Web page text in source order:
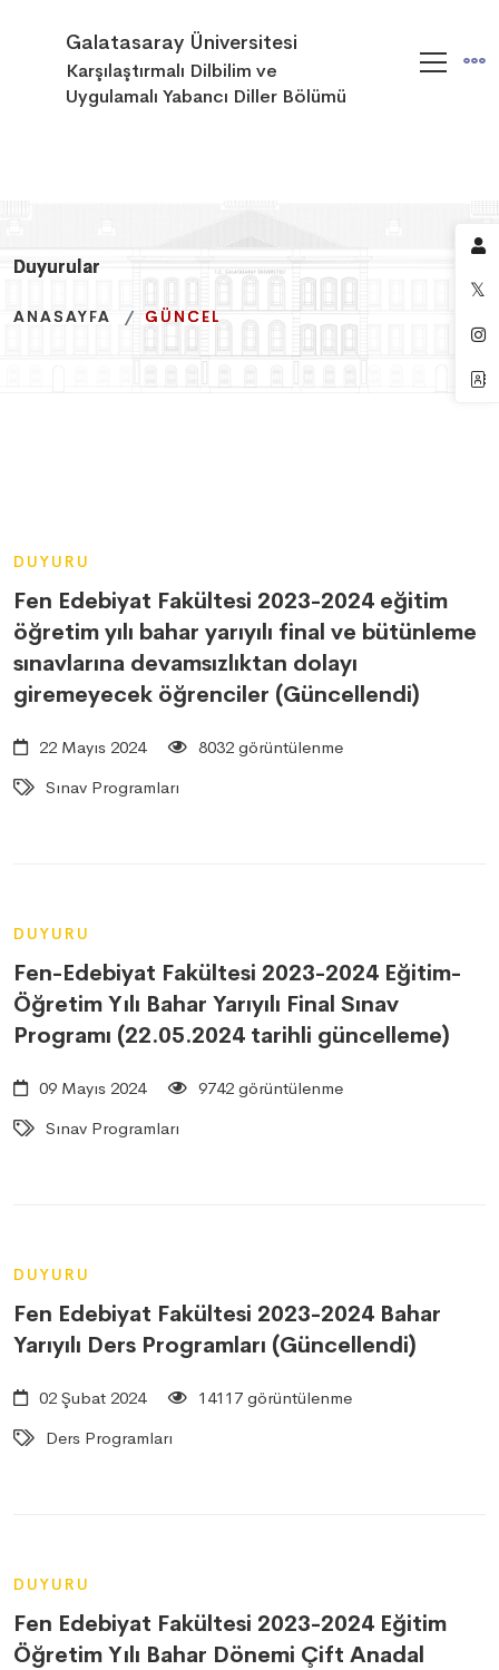
Galatasaray Üniversitesi
Karşılaştırmalı Dilbilim ve
Uygulamalı Yabancı Diller Bölümü
Duyurular
ANASAYFA GÜNCEL
Duyurular
ANASAYFA GÜNCEL
Duyurular
ANASAYFA GÜNCEL
DUYURU
Fen Edebiyat Fakültesi 2023-2024 eğitim
öğretim yılı bahar yarıyılı final ve bütünleme
sınavlarına devamsızlıktan dolayı
giremeyecek öğrenciler (Güncellendi)
22 Mayıs 2024
8032 görüntülenme
Sınav Programları
DUYURU
Fen-Edebiyat Fakültesi 2023-2024 Eğitim-
Öğretim Yılı Bahar Yarıyılı Final Sınav
Programı (22.05.2024 tarihli güncelleme)
09 Mayıs 2024
9742 görüntülenme
Sınav Programları
DUYURU
Fen Edebiyat Fakültesi 2023-2024 Bahar
Yarıyılı Ders Programları (Güncellendi)
02 Şubat 2024
14117 görüntülenme
Ders Programları
DUYURU
Fen Edebiyat Fakültesi 2023-2024 Eğitim
Öğretim Yılı Bahar Dönemi Çift Anadal